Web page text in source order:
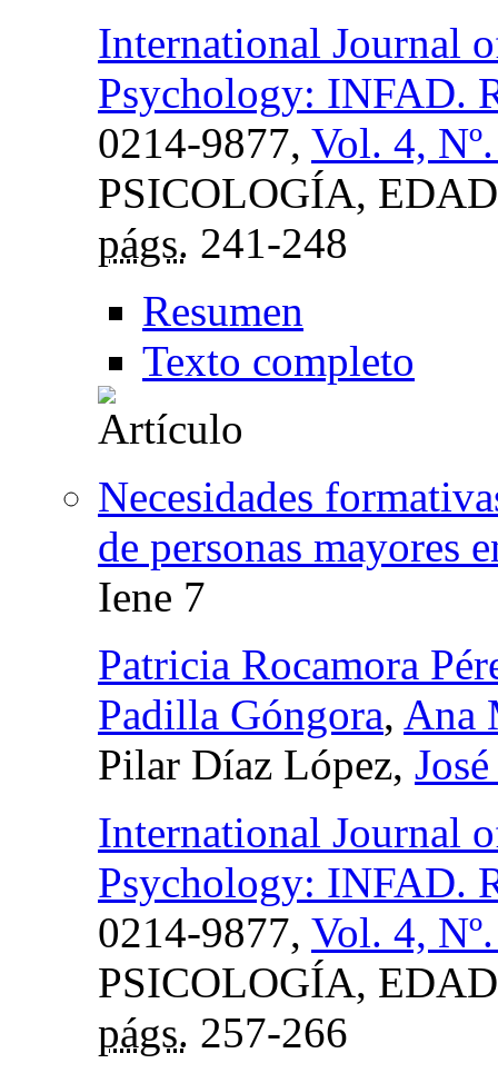
International Journal
Psychology: INFAD.
0214-9877, Vol. 4,
PSICOLOGÍA,
págs. 241-248
Resumen
Texto completo
Necesidades
de personas mayores
Iene 7
Patricia Rocamora
Padilla Góngora, Ana
Pilar Díaz López,
International Journal
Psychology: INFAD.
0214-9877, Vol. 4,
PSICOLOGÍA,
págs. 257-266